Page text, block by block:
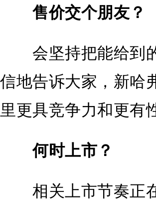
售价交个朋友？
会坚持把能给到的
信地告诉大家，新哈
里更具竞争力和更有
何时上市？
相关上市节奏正在